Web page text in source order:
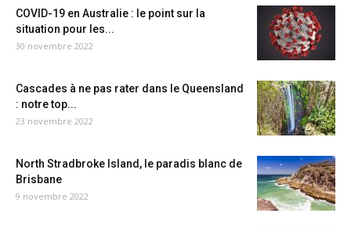
COVID-19 en Australie : le point sur la
situation pour les...
30 novembre 2022
Cascades à ne pas rater dans le Queensland
: notre top...
23 novembre 2022
North Stradbroke Island, le paradis blanc de
Brisbane
9 novembre 2022